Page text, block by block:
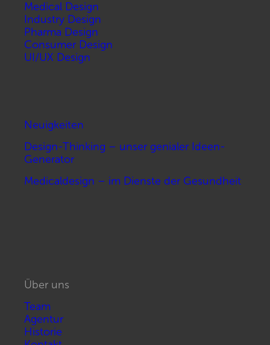
Medical Design
Industry Design
Pharma Design
Consumer Design
UI/UX Design
Neuigkeiten
Design-Thinking – unser genialer Ideen-
Generator
Medicaldesign – im Dienste der Gesundheit
Über uns
Team
Agentur
Historie